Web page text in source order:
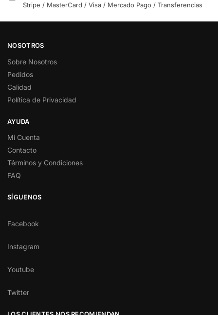
Stripe / MasterCard / Visa / Mercado Pago / Transferencias
NOSOTROS
Sobre Nosotros
Pedidos
Calidad
Política de Privacidad
AYUDA
Mi Cuenta
Contacto
Términos y Condiciones
FAQ
SÍGUENOS
Facebook
Instagram
Youtube
Twitter